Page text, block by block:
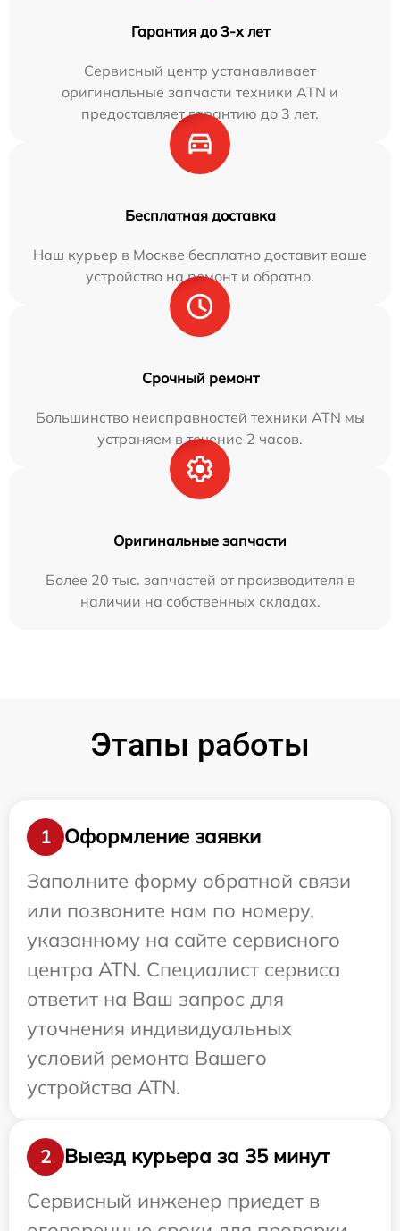
Гарантия до 3-х лет
Сервисный центр устанавливает
оригинальные запчасти техники ATN и
предоставляет гарантию до 3 лет.
Бесплатная доставка
Наш курьер в Москве бесплатно доставит ваше
устройство на ремонт и обратно.
Срочный ремонт
Большинство неисправностей техники ATN мы
устраняем в течение 2 часов.
Оригинальные запчасти
Более 20 тыс. запчастей от производителя в
наличии на собственных складах.
Этапы работы
1
Оформление заявки
Заполните форму обратной связи
или позвоните нам по номеру,
указанному на сайте сервисного
центра ATN. Специалист сервиса
ответит на Ваш запрос для
уточнения индивидуальных
условий ремонта Вашего
устройства ATN.
2
Выезд курьера за 35 минут
Сервисный инженер приедет в